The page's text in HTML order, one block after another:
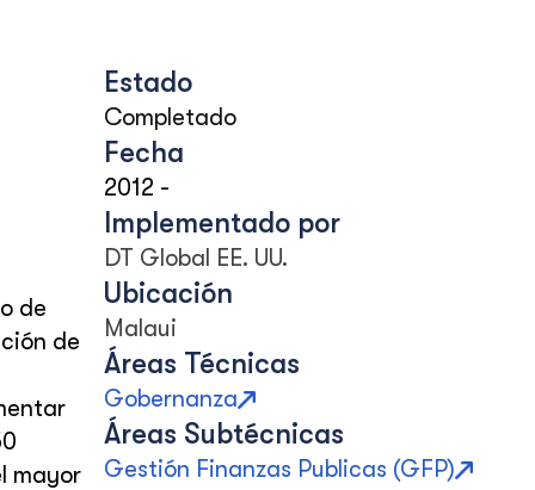
de
de
mayor
Estado
Completado
Fecha
2012 -
Implementado por
DT Global EE. UU.
Ubicación
Malaui
Áreas Técnicas
Gobernanza
Áreas Subtécnicas
Gestión Finanzas Publicas (GFP)